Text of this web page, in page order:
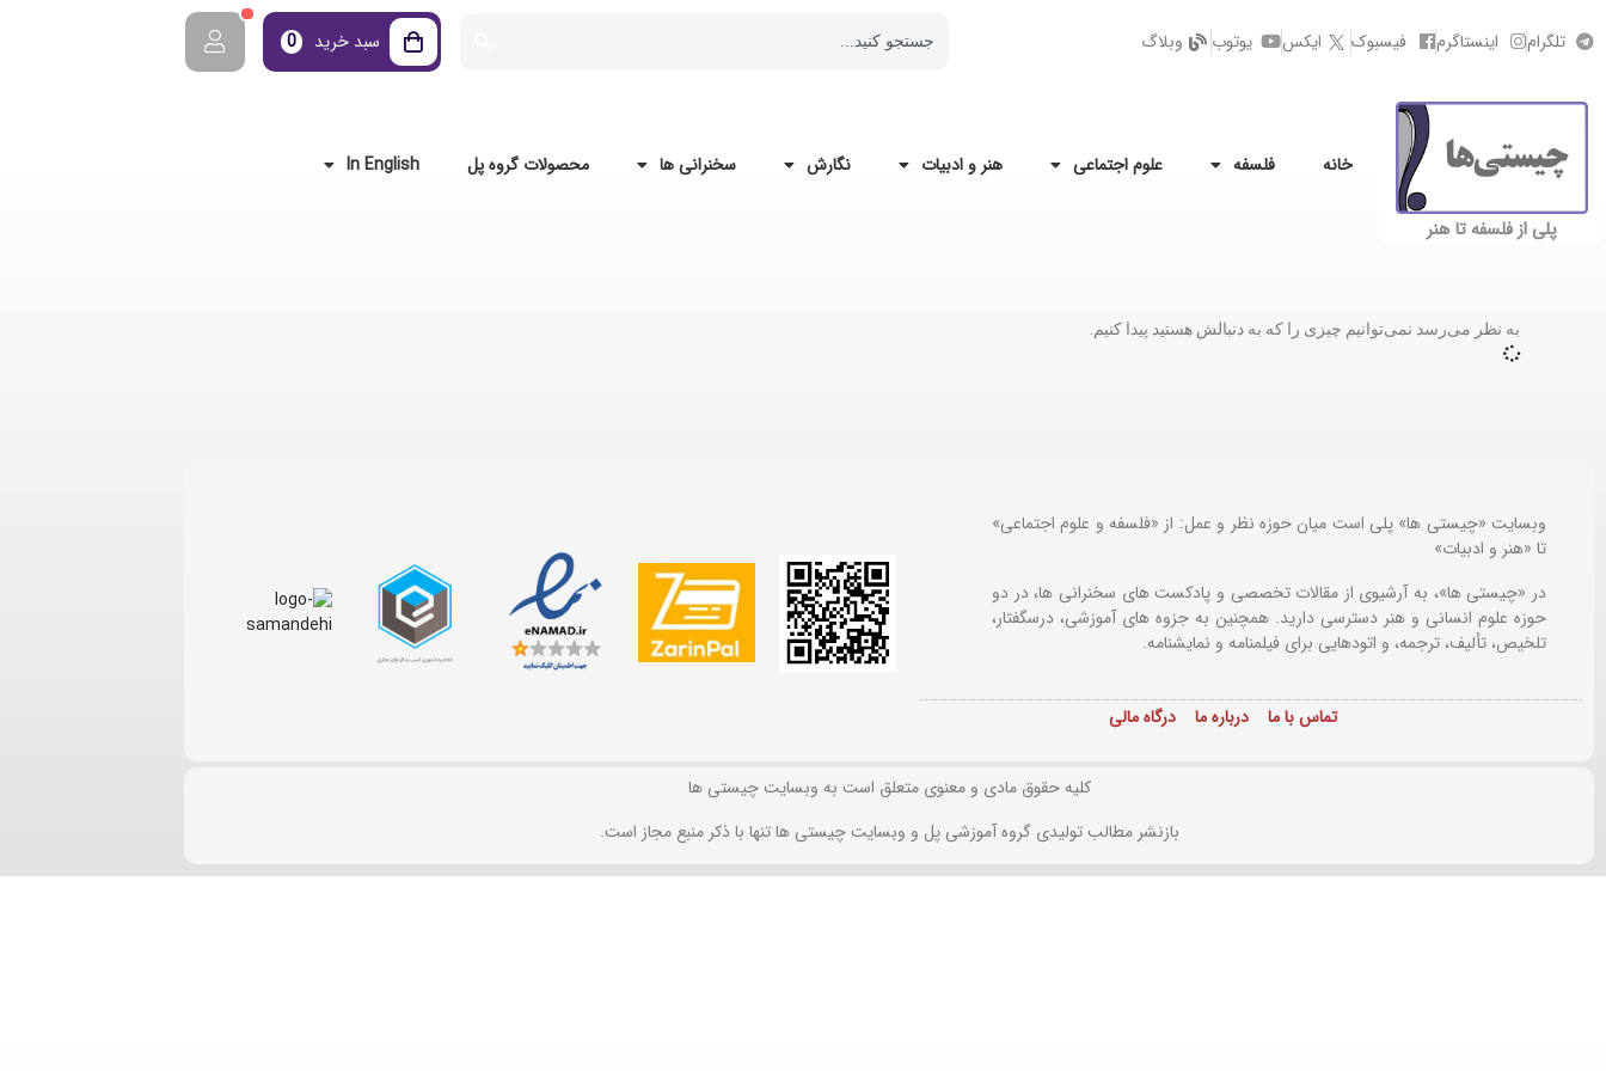
تلگرام اینستاگرم فیسبوک ایکس یوتوب وبلاگ سبد خرید 0
پلی از فلسفه تا هنر
خانه فلسفه علوم اجتماعی هنر و ادبیات نگارش سخنرانی ها محصولات گروه پل In English
به نظر می‌رسد نمی‌توانیم چیزی را که به دنبالش هستید پیدا کنیم.
وبسایت «چیستی ها» پلی است میان حوزه نظر و عمل: از «فلسفه و علوم اجتماعی»
تا «هنر و ادبیات»
در «چیستی ها»، به آرشیوی از مقالات تخصصی و پادکست های سخنرانی ها، در دو
حوزه علوم انسانی و هنر دسترسی دارید. همچنین به جزوه های آموزشی، درسگفتار،
تلخیص، تألیف، ترجمه، و اتودهایی برای فیلمنامه و نمایشنامه.
تماس با ما درباره ما درگاه مالی
کلیه حقوق مادی و معنوی متعلق است به وبسایت چیستی ها
بازنشر مطالب تولیدی گروه آموزشی پل و وبسایت چیستی ها تنها با ذکر منبع مجاز است.